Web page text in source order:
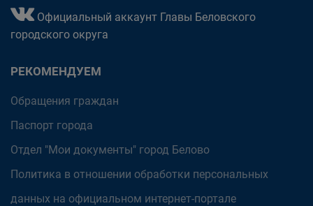
Официальный аккаунт Главы Беловского
городского округа
РЕКОМЕНДУЕМ
Обращения граждан
Паспорт города
Отдел "Мои документы" город Белово
Политика в отношении обработки персональных
данных на официальном интернет-портале